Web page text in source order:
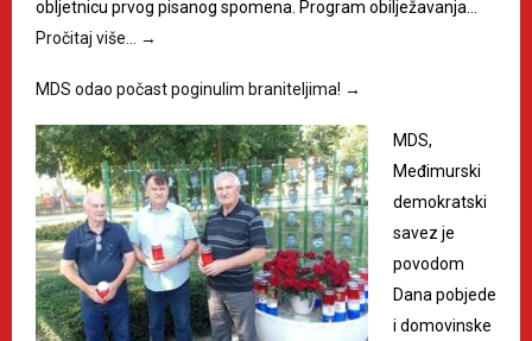
obljetnicu prvog pisanog spomena. Program obilježavanja…
Pročitaj više…
→
MDS odao počast poginulim braniteljima! →
MDS,
Međimurski
demokratski
savez je
povodom
Dana pobjede
i domovinske